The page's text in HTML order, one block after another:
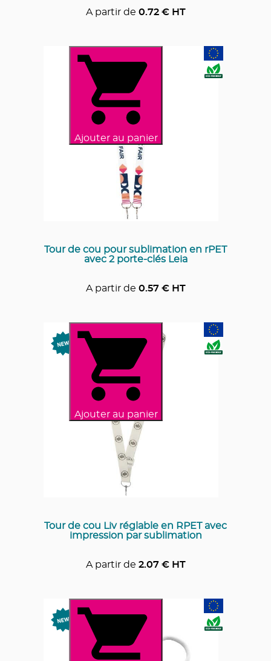
A partir de 0.72€ HT
Ajouter au panier
Tour de cou pour sublimation en rPET
avec 2 porte-clés Leia
A partir de 0.57€ HT
Ajouter au panier
Tour de cou Liv réglable en RPET avec
impression par sublimation
A partir de 2.07€ HT